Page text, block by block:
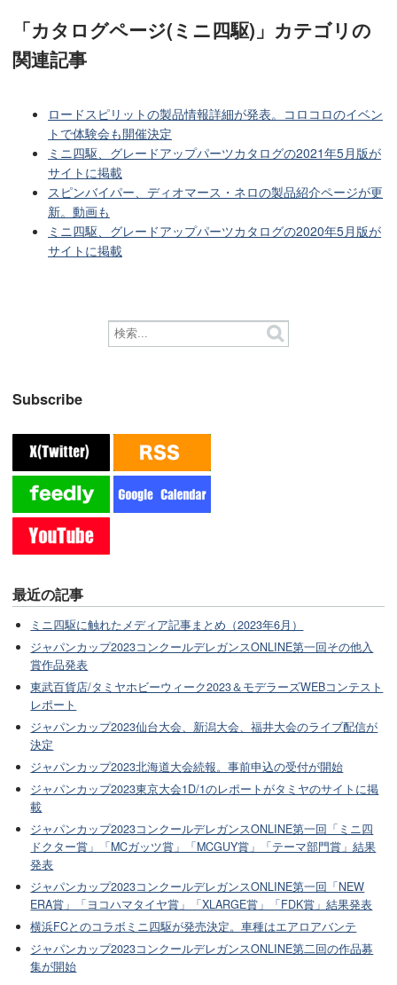
「カタログページ(ミニ四駆)」カテゴリの
関連記事
ロードスピリットの製品情報詳細が発表。コロコロのイベン
トで体験会も開催決定
ミニ四駆、グレードアップパーツカタログの2021年5月版が
サイトに掲載
スピンバイパー、ディオマース・ネロの製品紹介ページが更
新。動画も
ミニ四駆、グレードアップパーツカタログの2020年5月版が
サイトに掲載
Subscribe
最近の記事
ミニ四駆に触れたメディア記事まとめ（2023年6月）
ジャパンカップ2023コンクールデレガンスONLINE第一回その他入
賞作品発表
東武百貨店/タミヤホビーウィーク2023＆モデラーズWEBコンテスト
レポート
ジャパンカップ2023仙台大会、新潟大会、福井大会のライブ配信が
決定
ジャパンカップ2023北海道大会続報。事前申込の受付が開始
ジャパンカップ2023東京大会1D/1のレポートがタミヤのサイトに掲
載
ジャパンカップ2023コンクールデレガンスONLINE第一回「ミニ四
ドクター賞」「MCガッツ賞」「MCGUY賞」「テーマ部門賞」結果
発表
ジャパンカップ2023コンクールデレガンスONLINE第一回「NEW
ERA賞」「ヨコハマタイヤ賞」「XLARGE賞」「FDK賞」結果発表
横浜FCとのコラボミニ四駆が発売決定。車種はエアロアバンテ
ジャパンカップ2023コンクールデレガンスONLINE第二回の作品募
集が開始